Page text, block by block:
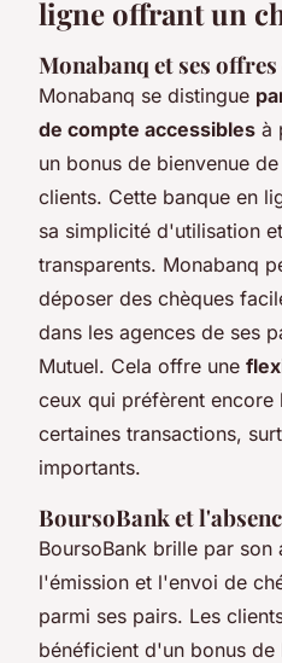
ligne offrant un
Monabanq et ses
Monabanq se distingue
de compte accessibles à
un bonus de bienvenue
clients. Cette banque en
sa simplicité d'utilisation
transparents. Monabanq
déposer des chèques
dans les agences de ses
Mutuel. Cela offre une
ceux qui préfèrent encore
certaines transactions,
importants.
BoursoBank et
BoursoBank brille par
l'émission et l'envoi de
parmi ses pairs. Les
bénéficient d'un bonus